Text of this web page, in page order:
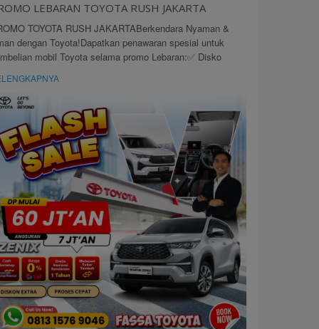
LEBARAN TOYOTA RUSH JAKARTA
TOYOTA RUSH JAKARTABerkendara Nyaman &
dengan Toyota!Dapatkan penawaran spesial untuk
mobil Toyota selama promo Lebaran:✅ Disko